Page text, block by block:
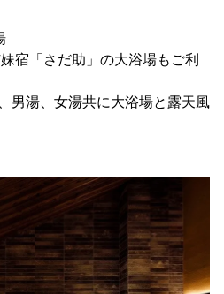
宿「さだ助」の大浴場もご利
男湯、女湯共に大浴場と露天風